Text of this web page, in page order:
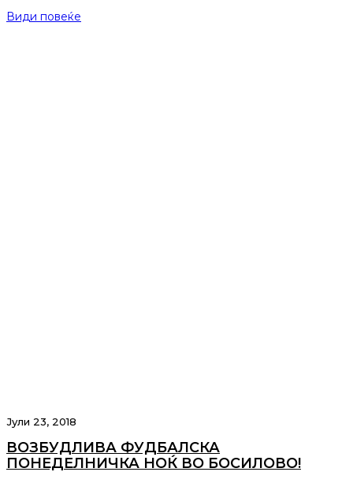
Види повеќе
Јули 23, 2018
ВОЗБУДЛИВА ФУДБАЛСКА
ПОНЕДЕЛНИЧКА НОЌ ВО БОСИЛОВО!